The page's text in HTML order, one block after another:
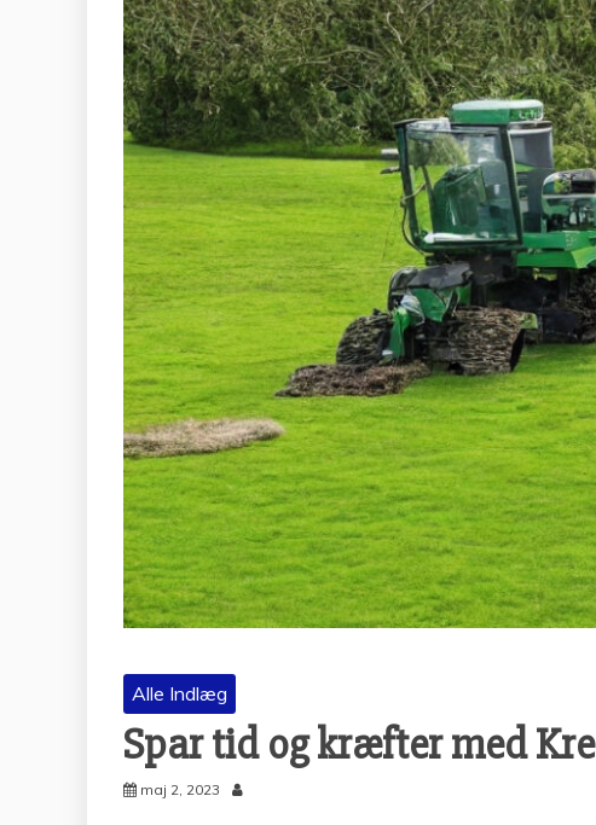
Alle Indlæg
Spar tid og kræfter med
maj 2, 2023